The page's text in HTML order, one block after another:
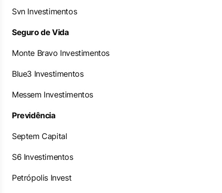
Svn Investimentos
Seguro de Vida
Monte Bravo Investimentos
Blue3 Investimentos
Messem Investimentos
Previdência
Septem Capital
S6 Investimentos
Petrópolis Invest